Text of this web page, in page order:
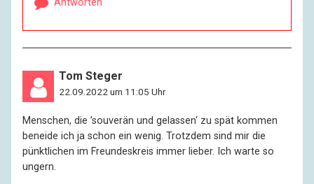
Antworten
Tom Steger
22.09.2022 um 11:05 Uhr
Menschen, die ’souverän und gelassen‘ zu spät kommen
beneide ich ja schon ein wenig. Trotzdem sind mir die
pünktlichen im Freundeskreis immer lieber. Ich warte so
ungern.